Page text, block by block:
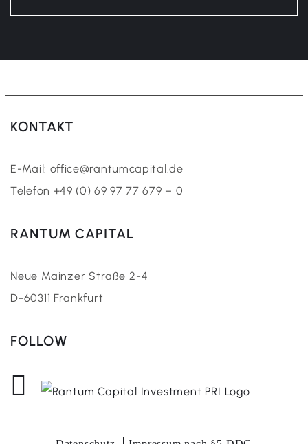
KONTAKT
E-Mail: office@rantumcapital.de
Telefon +49 (0) 69 97 77 679 – 0
RANTUM CAPITAL
Neue Mainzer Straße 2-4
D-60311 Frankfurt
FOLLOW